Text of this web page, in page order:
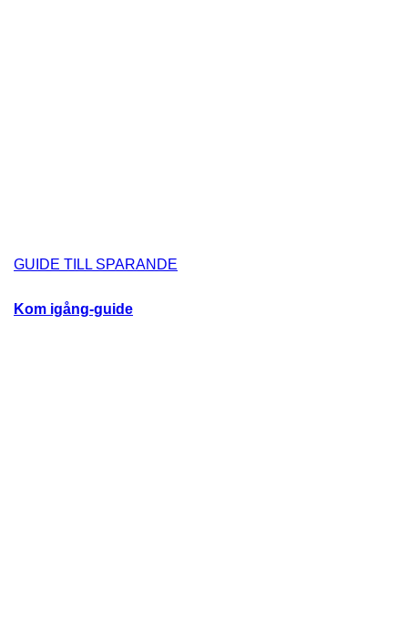
GUIDE TILL SPARANDE
Kom igång-guide